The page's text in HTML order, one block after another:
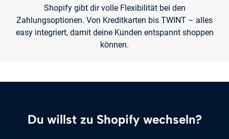
Shopify gibt dir volle Flexibilität bei den
Zahlungsoptionen. Von Kreditkarten bis TWINT – alles
easy integriert, damit deine Kunden entspannt shoppen
können.
Du willst zu Shopify wechseln?